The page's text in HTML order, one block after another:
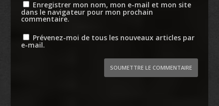
Enregistrer mon nom, mon e-mail et mon site
dans le navigateur pour mon prochain
commentaire.
Prévenez-moi de tous les nouveaux articles par
e-mail.
SOUMETTRE LE COMMENTAIRE